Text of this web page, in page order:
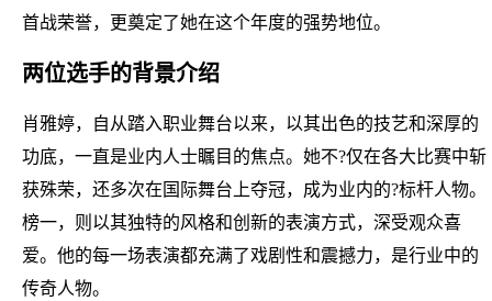
首战荣誉，更奠定了她在这个年度的强势地位。
两位选手的背景介绍
肖雅婷，自从踏入职业舞台以来，以其出色的技艺和深厚的
功底，一直是业内人士瞩目的焦点。她不?仅在各大比赛中斩
获殊荣，还多次在国际舞台上夺冠，成为业内的?标杆人物。
榜一，则以其独特的风格和创新的表演方式，深受观众喜
爱。他的每一场表演都充满了戏剧性和震撼力，是行业中的
传奇人物。